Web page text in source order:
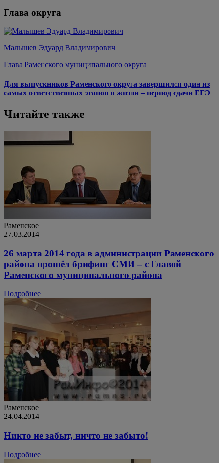
Глава округа
Малышев Эдуард Владимирович
Глава Раменского муниципального округа
Для выпускников Раменского округа завершился один из
самых ответственных этапов в жизни – период сдачи ЕГЭ
Читайте также
Раменское
27.03.2014
26 марта 2014 года в администрации Раменского
района прошёл брифинг СМИ – с Главой
Раменского муниципального района
Подробнее
Раменское
24.04.2014
Никто не забыт, ничто не забыто!
Подробнее